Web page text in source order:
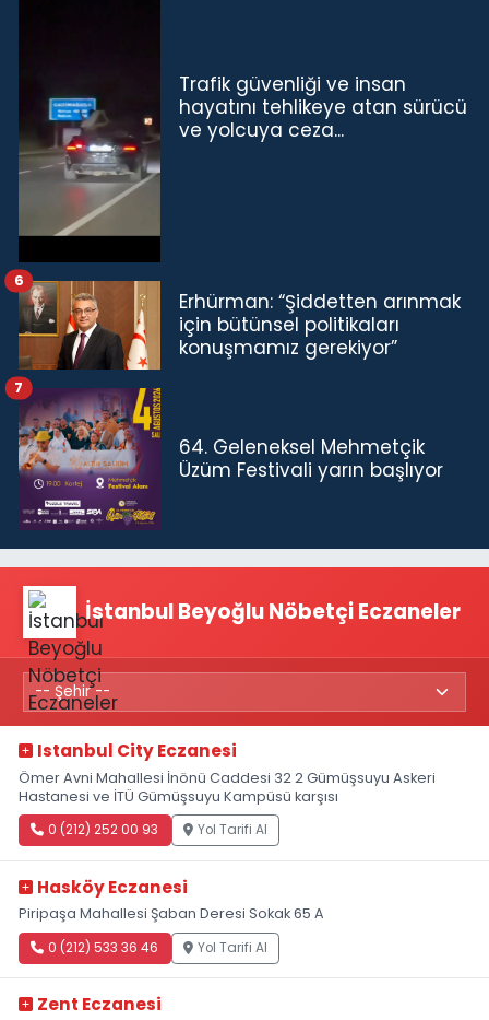
Trafik güvenliği ve insan
hayatını tehlikeye atan sürücü
ve yolcuya ceza...
Erhürman: “Şiddetten arınmak
için bütünsel politikaları
konuşmamız gerekiyor”
6
64. Geleneksel Mehmetçik
Üzüm Festivali yarın başlıyor
7
İstanbul Beyoğlu Nöbetçi Eczaneler
Istanbul City Eczanesi
Ömer Avni Mahallesi İnönü Caddesi 32 2 Gümüşsuyu Askeri
Hastanesi ve İTÜ Gümüşsuyu Kampüsü karşısı
0 (212) 252 00 93 Yol Tarifi Al
Hasköy Eczanesi
Piripaşa Mahallesi Şaban Deresi Sokak 65 A
0 (212) 533 36 46 Yol Tarifi Al
Zent Eczanesi